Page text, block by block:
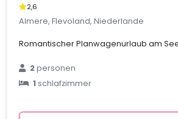
2,6
Almere, Flevoland, Niederlande
Romantischer Planwagenurlaub am
2personen
1schlafzimmer